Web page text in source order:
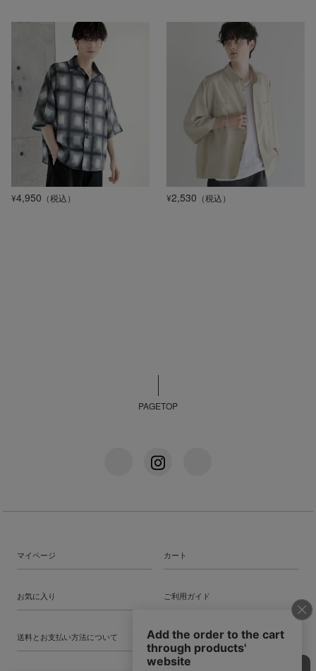
¥4,950 （税込） ¥2,530 （税込）
PAGETOP
マイページ カート
お気に入り ご利用ガイド
送料とお支払い方法について 特定商法取引法に基づく表記